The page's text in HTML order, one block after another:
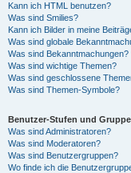
Kann ich HTML benutzen?
Was sind Smilies?
Kann ich Bilder in meine
Was sind globale
Was sind Bekanntmachungen?
Was sind wichtige Themen?
Was sind geschlossene
Was sind Themen-Symbole?
Benutzer-Stufen und
Was sind Administratoren?
Was sind Moderatoren?
Was sind Benutzergruppen?
Wo finde ich die